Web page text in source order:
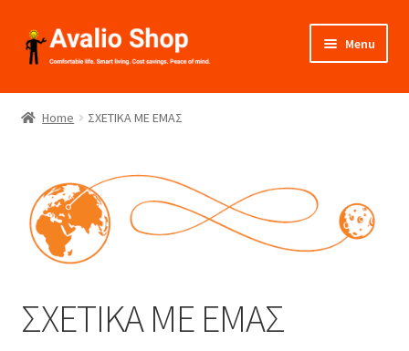
Skip
to
Skip
to
Menu
About Us
Installation
Catalogues
Videos
Home ΣΧΕΤΙΚΑ ΜΕ ΕΜΑΣ
ΣΧΕΤΙΚΑ ΜΕ ΕΜΑΣ